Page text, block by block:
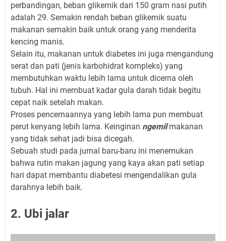
perbandingan, beban glikemik dari 150 gram nasi putih
adalah 29. Semakin rendah beban glikemik suatu
makanan semakin baik untuk orang yang menderita
kencing manis.
Selain itu, makanan untuk diabetes ini juga mengandung
serat dan pati (jenis karbohidrat kompleks) yang
membutuhkan waktu lebih lama untuk dicerna oleh
tubuh. Hal ini membuat kadar gula darah tidak begitu
cepat naik setelah makan.
Proses pencernaannya yang lebih lama pun membuat
perut kenyang lebih lama. Keinginan ngemilmakanan
yang tidak sehat jadi bisa dicegah.
Sebuah studi pada jurnal baru-baru ini menemukan
bahwa rutin makan jagung yang kaya akan pati setiap
hari dapat membantu diabetesi mengendalikan gula
darahnya lebih baik.
2. Ubi jalar